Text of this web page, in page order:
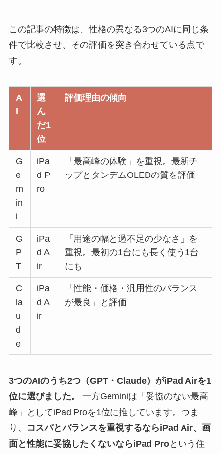
この記事の特徴は、性格の異なる3つのAIに同じ条
件で比較させ、その評価を突き合わせている点で
す。
A
I
選
ん
だ1
位
評価理由の傾向
G
e
m
in
i
iPa
d P
ro
「最高峰の体験」を重視。最新チ
ップとタンデムOLEDの質を評価
G
P
T
iPa
d A
ir
「用途の幅と過不足の少なさ」を
重視。最初の1台にも長く使う1台
にも
C
la
u
d
e
iPa
d A
ir
「性能・価格・汎用性のバランス
が最良」と評価
3つのAIのうち2つ（GPT・Claude）がiPad Airを1
位に選びました。
一方Geminiは「妥協のない最高
峰」としてiPad Proを1位に推しています。つま
り、
コスパとバランスを重視するならiPad Air、画
面と性能に妥協したくないならiPad Proという住